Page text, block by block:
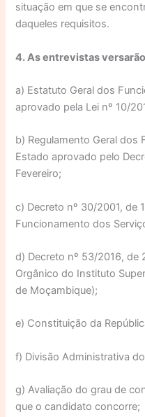
situação em que se
daqueles requisitos.
4. As entrevistas
a) Estatuto Geral dos
aprovado pela Lei nº 10/
b) Regulamento Geral dos
Estado aprovado pelo
Fevereiro;
c) Decreto nº 30/2001, de
Funcionamento dos
d) Decreto nº 53/2016, de
Orgânico do Instituto
de Moçambique);
e) Constituição da
f) Divisão Administrativa
g) Avaliação do grau de
que o candidato concorre;